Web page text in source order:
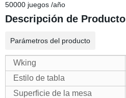
50000 juegos /año
Descripción de Producto
Parámetros del producto
Wking
Estilo de tabla
Superficie de la mesa